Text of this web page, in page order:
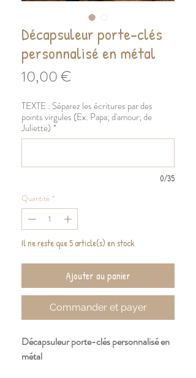
Décapsuleur porte-clés
personnalisé en métal
10,00 €
TEXTE : Séparez les écritures par des
points virgules (Ex: Papa; d'amour; de
Juliette)*
0/35
Quantité *
Il ne reste que 5 article(s) en stock
Ajouter au panier
Commander et payer
Décapsuleur porte-clés personnalisé en
métal